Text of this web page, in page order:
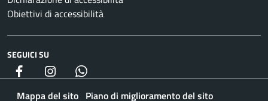
Obiettivi di accessibilità
SEGUICI SU
Facebook Instagram
Mappa del sito Piano di miglioramento del sito